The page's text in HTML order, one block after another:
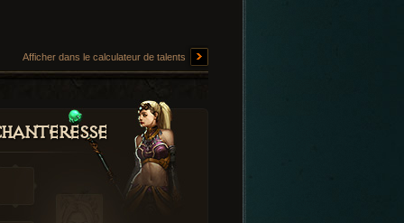
Afficher dans le calculateur de talents